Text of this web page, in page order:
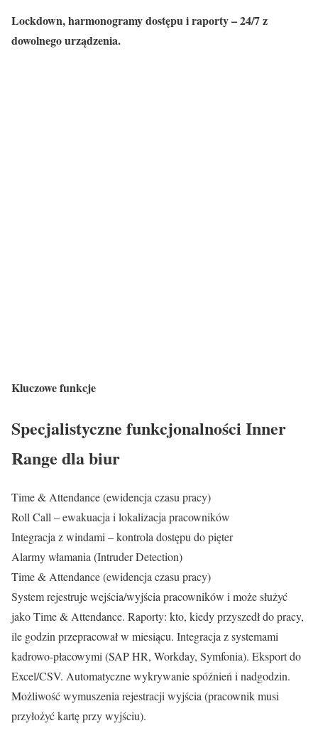
Lockdown, harmonogramy dostępu i raporty – 24/7 z
dowolnego urządzenia.
Kluczowe funkcje
Specjalistyczne funkcjonalności Inner
Range dla biur
Time & Attendance (ewidencja czasu pracy)
Roll Call – ewakuacja i lokalizacja pracowników
Integracja z windami – kontrola dostępu do pięter
Alarmy włamania (Intruder Detection)
Time & Attendance (ewidencja czasu pracy)
System rejestruje wejścia/wyjścia pracowników i może służyć
jako Time & Attendance. Raporty: kto, kiedy przyszedł do pracy,
ile godzin przepracował w miesiącu. Integracja z systemami
kadrowo-płacowymi (SAP HR, Workday, Symfonia). Eksport do
Excel/CSV. Automatyczne wykrywanie spóźnień i nadgodzin.
Możliwość wymuszenia rejestracji wyjścia (pracownik musi
przyłożyć kartę przy wyjściu).